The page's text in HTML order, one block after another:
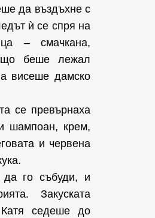
да въздъхне с
ѝ се спря на
– смачкана,
що беше лежал
висеше дамско
се превърнаха
шампоан, крем,
и червена
да го събуди, и
Закуската
седеше до